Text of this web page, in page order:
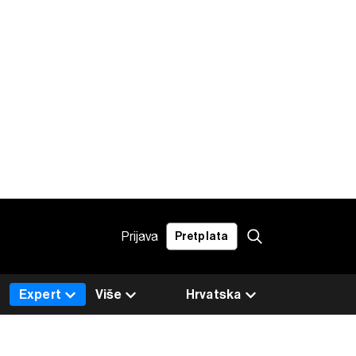
Prijava Pretplata
Hrvatska
Expert Više